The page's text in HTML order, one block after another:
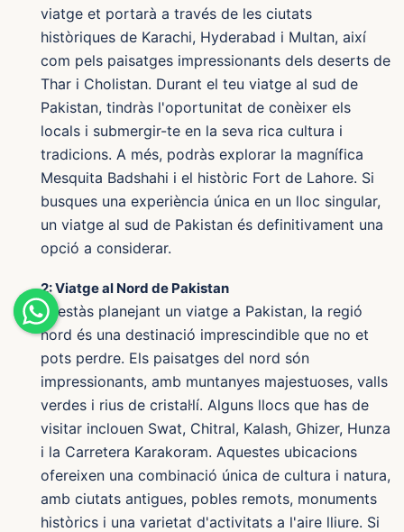
viatge et portarà a través de les ciutats
històriques de Karachi, Hyderabad i Multan, així
com pels paisatges impressionants dels deserts de
Thar i Cholistan. Durant el teu viatge al sud de
Pakistan, tindràs l'oportunitat de conèixer els
locals i submergir-te en la seva rica cultura i
tradicions. A més, podràs explorar la magnífica
Mesquita Badshahi i el històric Fort de Lahore. Si
busques una experiència única en un lloc singular,
un viatge al sud de Pakistan és definitivament una
opció a considerar.
2: Viatge al Nord de Pakistan
Si estàs planejant un viatge a Pakistan, la regió
nord és una destinació imprescindible que no et
pots perdre. Els paisatges del nord són
impressionants, amb muntanyes majestuoses, valls
verdes i rius de cristal·lí. Alguns llocs que has de
visitar inclouen Swat, Chitral, Kalash, Ghizer, Hunza
i la Carretera Karakoram. Aquestes ubicacions
ofereixen una combinació única de cultura i natura,
amb ciutats antigues, pobles remots, monuments
històrics i una varietat d'activitats a l'aire lliure. Si